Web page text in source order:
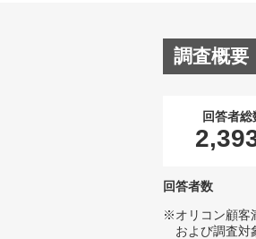
調査概要
回答者総
回答者数
※オリコン顧客
および調査対